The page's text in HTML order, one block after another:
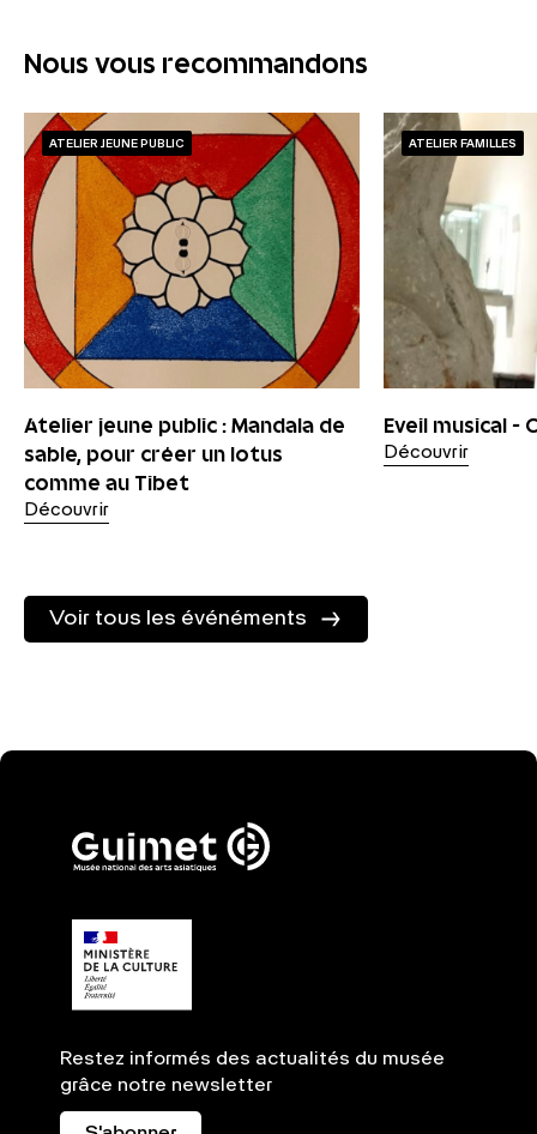
Nous vous recommandons
ATELIER JEUNE PUBLIC
Atelier jeune public : Mandala de
sable, pour créer un lotus
comme au Tibet
Découvrir
ATELIER FAMILLES
Eveil musical -
Découvrir
Voir tous les événéments
Restez informés des actualités du musée
grâce notre newsletter